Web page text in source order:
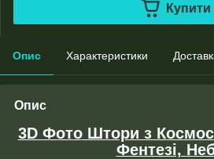
Купити
Опис Характеристики
Опис
3D Фото Штори з
Фентезі,